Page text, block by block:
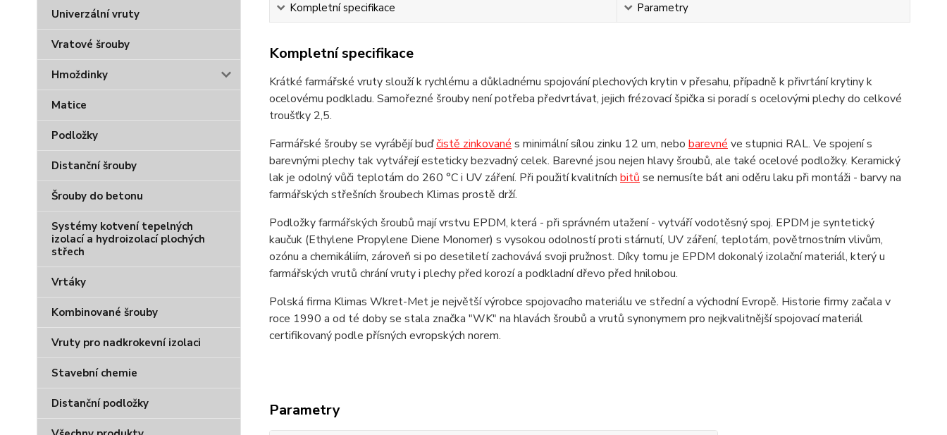
Univerzální vruty
Vratové šrouby
Hmoždinky
Matice
Podložky
Distanční šrouby
Šrouby do betonu
Systémy kotvení tepelných
izolací a hydroizolací plochých
střech
Vrtáky
Kombinované šrouby
Vruty pro nadkrokevní izolaci
Stavební chemie
Distanční podložky
Kompletní specifikace Parametry
Kompletní specifikace
Krátké farmářské vruty slouží k rychlému a důkladnému spojování plechových krytin v přesahu, případně k přivrtání krytiny k
ocelovému podkladu. Samořezné šrouby není potřeba předvrtávat, jejich frézovací špička si poradí s ocelovými plechy do celkové
troušťky 2,5.
Farmářské šrouby se vyrábějí buďčistě zinkované s minimální sílou zinku 12 um, nebo barevné ve stupnici RAL. Ve spojení s
barevnými plechy tak vytvářejí esteticky bezvadný celek. Barevné jsou nejen hlavy šroubů, ale také ocelové podložky. Keramický
lak je odolný vůči teplotám do 260 °C i UV záření. Při použití kvalitních bitů se nemusíte bát ani oděru laku při montáži - barvy na
farmářských střešních šroubech Klimas prostě drží.
Podložky farmářských šroubů mají vrstvu EPDM, která - při správném utažení - vytváří vodotěsný spoj. EPDM je syntetický
kaučuk (Ethylene Propylene Diene Monomer) s vysokou odolností proti stárnutí, UV záření, teplotám, povětrnostním vlivům,
ozónu a chemikáliím, zároveň si po desetiletí zachovává svoji pružnost. Díky tomu je EPDM dokonalý izolační materiál, který u
farmářských vrutů chrání vruty i plechy před korozí a podkladní dřevo před hnilobou.
Polská firma Klimas Wkret-Met je největší výrobce spojovacího materiálu ve střední a východní Evropě. Historie firmy začala v
roce 1990 a od té doby se stala značka "WK" na hlavách šroubů a vrutů synonymem pro nejkvalitnější spojovací materiál
certifikovaný podle přísných evropských norem.
Parametry